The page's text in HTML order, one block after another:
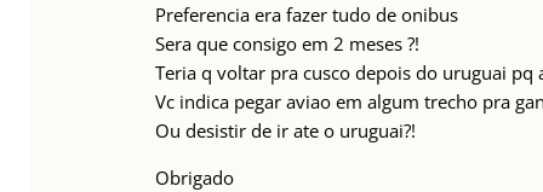
Preferencia era fazer tudo de onibus
Sera que consigo em 2 meses ?!
Teria q voltar pra cusco depois do uruguai pq
Vc indica pegar aviao em algum trecho pra
Ou desistir de ir ate o uruguai?!
Obrigado